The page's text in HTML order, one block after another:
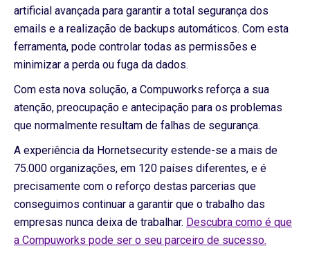
artificial avançada para garantir a total segurança dos
emails e a realização de backups automáticos. Com esta
ferramenta, pode controlar todas as permissões e
minimizar a perda ou fuga da dados.
Com esta nova solução, a Compuworks reforça a sua
atenção, preocupação e antecipação para os problemas
que normalmente resultam de falhas de segurança.
A experiência da Hornetsecurity estende-se a mais de
75.000 organizações, em 120 países diferentes, e é
precisamente com o reforço destas parcerias que
conseguimos continuar a garantir que o trabalho das
empresas nunca deixa de trabalhar. Descubra como é que
a Compuworks pode ser o seu parceiro de sucesso.